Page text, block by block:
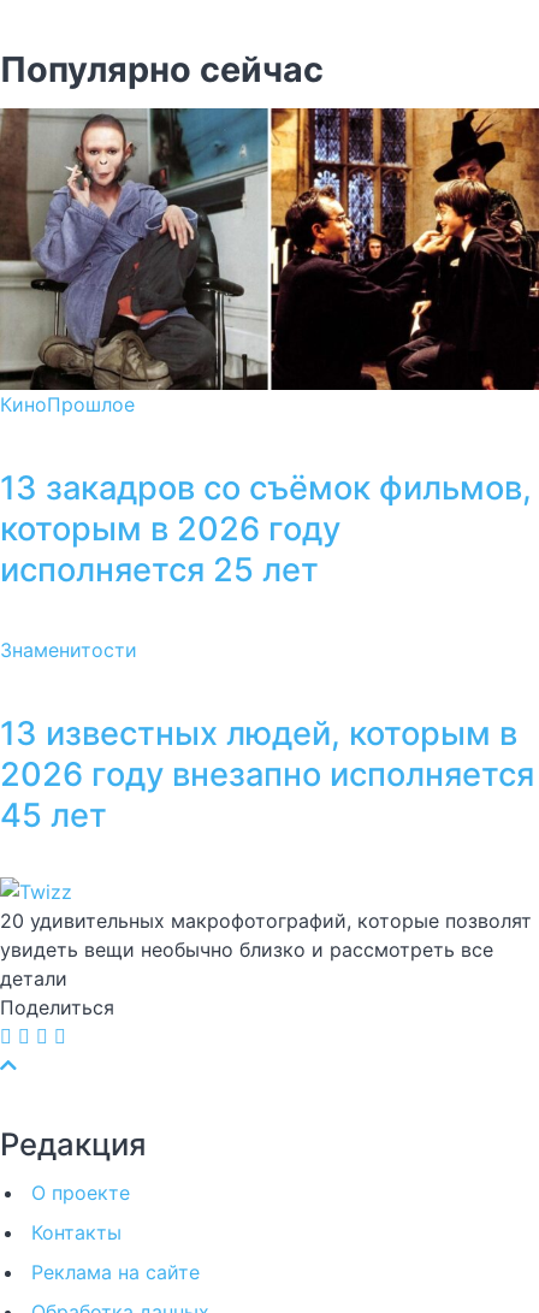
Популярно сейчас
КиноПрошлое
13 закадров со съёмок фильмов,
которым в 2026 году
исполняется 25 лет
Знаменитости
13 известных людей, которым в
2026 году внезапно исполняется
45 лет
20 удивительных макрофотографий, которые позволят
увидеть вещи необычно близко и рассмотреть все
детали
Поделиться
Редакция
О проекте
Контакты
Реклама на сайте